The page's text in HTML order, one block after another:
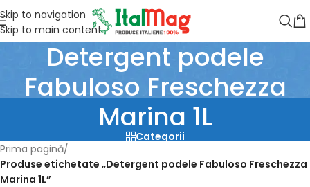
Skip to navigation
Skip to main content
Detergent podele
Fabuloso Freschezza
Marina 1L
Categorii
Prima pagină/
Produse etichetate „Detergent podele Fabuloso Freschezza
Marina 1L”